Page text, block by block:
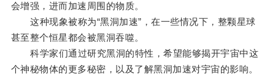
会增强，进而加速周围的物质。
这种现象被称为“黑洞加速”，在一些情况下，整颗星球
甚至整个恒星都会被黑洞吞噬。
科学家们通过研究黑洞的特性，希望能够揭开宇宙中这
个神秘物体的更多秘密，以及了解黑洞加速对宇宙的影响。